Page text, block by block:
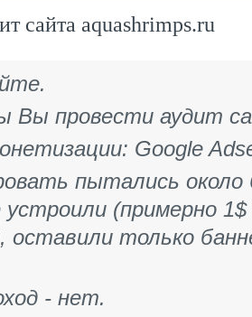
сайта aquashrimps.ru
Вы провести аудит
Google
пытались около
устроили (примерно
оставили только
- нет.